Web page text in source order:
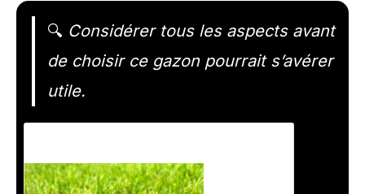
🔍 Considérer tous les aspects avant
de choisir ce gazon pourrait s’avérer
utile.